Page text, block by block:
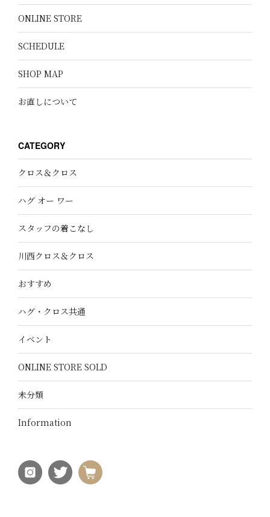
ONLINE STORE
SCHEDULE
SHOP MAP
お直しについて
CATEGORY
クロス＆クロス
ハグ オー ワー
スタッフの着こなし
川西クロス＆クロス
おすすめ
ハグ・クロス共通
イベント
ONLINE STORE SOLD
未分類
Information